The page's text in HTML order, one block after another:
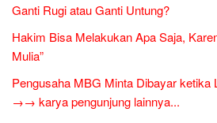
Ganti Rugi atau Ganti Untung?
Hakim Bisa Melakukan Apa Saja,
Mulia”
Pengusaha MBG Minta Dibayar ketika
→→ karya pengunjung lainnya...